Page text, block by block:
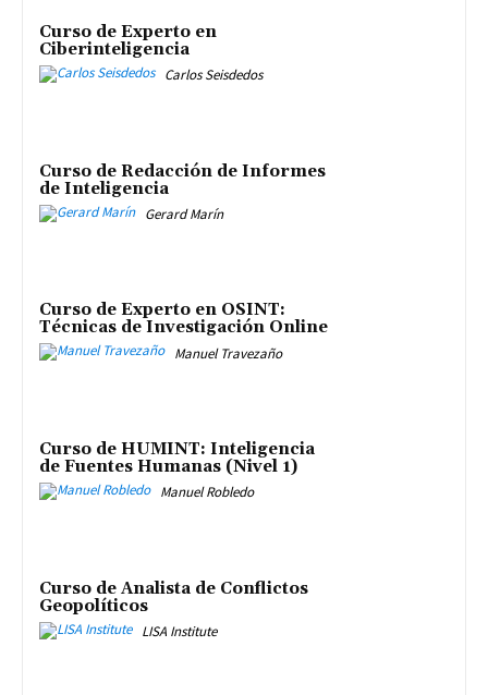
Curso de Experto en
Ciberinteligencia
Carlos Seisdedos
Curso de Redacción de Informes
de Inteligencia
Gerard Marín
Curso de Experto en OSINT:
Técnicas de Investigación Online
Manuel Travezaño
Curso de HUMINT: Inteligencia
de Fuentes Humanas (Nivel 1)
Manuel Robledo
Curso de Analista de Conflictos
Geopolíticos
LISA Institute